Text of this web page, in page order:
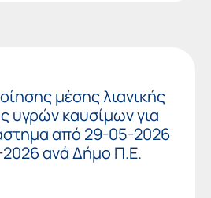
μέσης λιανικής
υγρών καυσίμων για
από 29-05-2026
ανά Δήμο Π.Ε.